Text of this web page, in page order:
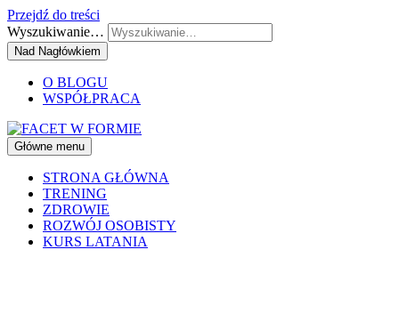
Przejdź do treści
Wyszukiwanie…
Nad Nagłówkiem
O BLOGU
WSPÓŁPRACA
Główne menu
STRONA GŁÓWNA
TRENING
ZDROWIE
ROZWÓJ OSOBISTY
KURS LATANIA